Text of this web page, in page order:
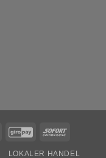
MasterCardGiroPay Sofort
LOKALER HANDEL